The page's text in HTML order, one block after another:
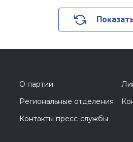
О партии
Региональные отделения
Контакты пресс-службы